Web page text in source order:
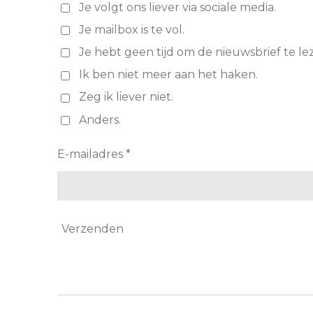
Je volgt ons liever via sociale media.
Je mailbox is te vol.
Je hebt geen tijd om de nieuwsbrief te
Ik ben niet meer aan het haken.
Zeg ik liever niet.
Anders.
E-mailadres *
Verzenden